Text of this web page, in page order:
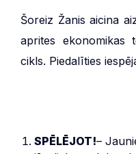
Šoreiz Žanis aicina
aprites ekonomikas
cikls. Piedalīties
SPĒLĒJOT!–